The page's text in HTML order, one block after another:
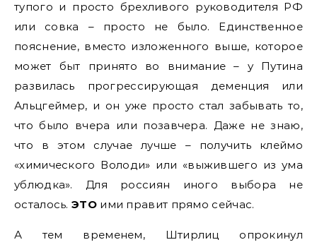
тупого и просто брехливого руководителя РФ
или совка – просто не было. Единственное
пояснение, вместо изложенного выше, которое
может быт принято во внимание – у Путина
развилась прогрессирующая деменция или
Альцгеймер, и он уже просто стал забывать то,
что было вчера или позавчера. Даже не знаю,
что в этом случае лучше – получить клеймо
«химического Володи» или «выжившего из ума
ублюдка». Для россиян иного выбора не
осталось. ЭТОими правит прямо сейчас.
А тем временем, Штирлиц опрокинул